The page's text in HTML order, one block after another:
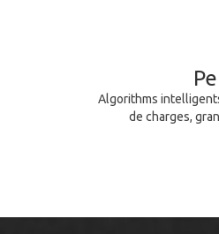
Algorithms
de charges,